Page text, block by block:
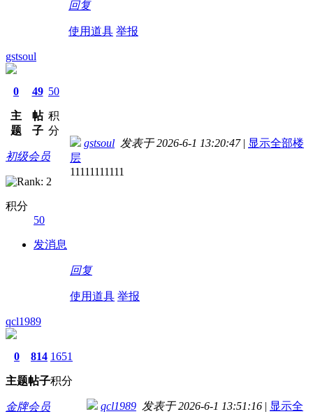
回复
使用道具 举报
gstsoul
0
主
题
49
帖
子
50
积
分
初级会员
积分
50
发消息
gstsoul 发表于 2026-6-1 13:20:47 | 显示全部楼
层
11111111111
回复
使用道具 举报
qcl1989
0
主题
814
帖子
1651
积分
金牌会员 qcl1989 发表于 2026-6-1 13:51:16 | 显示全